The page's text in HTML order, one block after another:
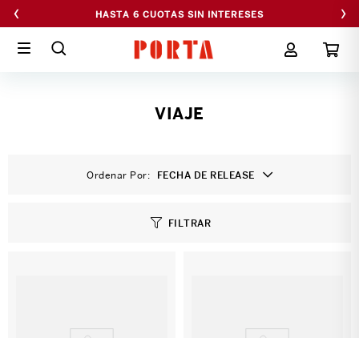
‹ HASTA 50% OFF EN CYBERPORTA ›
VIAJE
Ordenar Por FECHA DE RELEASE
FILTRAR